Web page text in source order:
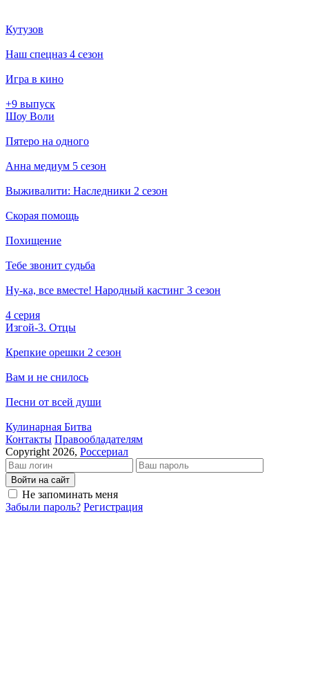
Кутузов
Наш спецназ 4 сезон
Игра в кино
+9 выпуск
Шоу Воли
Пятеро на одного
Анна медиум 5 сезон
Выживалити: Наследники 2 сезон
Скорая помощь
Похищение
Тебе звонит судьба
Ну-ка, все вместе! Народный кастинг 3 сезон
4 серия
Изгой-3. Отцы
Крепкие орешки 2 сезон
Вам и не снилось
Песни от всей души
Кулинарная Битва
Кон­так­ты Пра­во­об­ла­да­те­лям
Copyright 2026, Россериал
Войти на сайт
Не запоминать меня
Забыли пароль? Регистрация